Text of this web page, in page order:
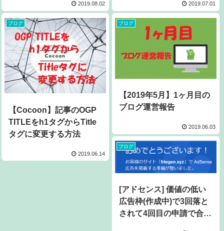
2019.08.02 2019.07.01
ブログ
【Cocoon】記事のOGP
TITLEをh1タグからTitle
タグに変更する方法
2019.06.14
ブログ
【2019年5月】1ヶ月目の
ブログ運営報告
2019.06.03
ブログ
[アドセンス] 価値の低い
広告枠(作成中)で3回落と
されて4回目の申請で合格